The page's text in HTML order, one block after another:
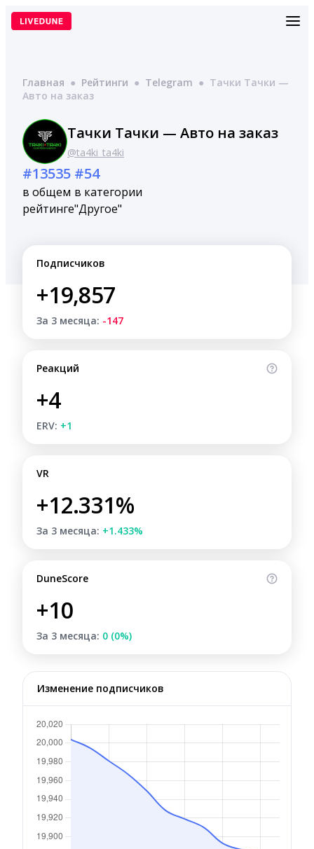
Перейти
Главная ● Рейтинги ● Telegram ● Тачки Тачки —
Авто на заказ
Тачки Тачки — Авто на заказ
@ta4ki_ta4ki
#13535
в общем
рейтинге
#54
в категории
"Другое"
Подписчиков
+19,857
За 3 месяца: -147
Реакций
+4
ERV: +1
VR
+12.331%
За 3 месяца: +1.433%
DuneScore
+10
За 3 месяца: 0 (0%)
Изменение подписчиков